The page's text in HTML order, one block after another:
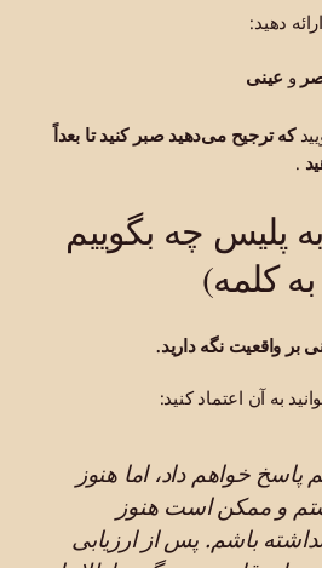
دهید:
و عینی
که ترجیح می‌دهید صبر کنید تا بعداً
.
پلیس چه بگوییم
کلمه)
بر واقعیت نگه دارید.
به آن اعتماد کنید:
پاسخ خواهم داد، اما هنوز
و ممکن است هنوز
باشم. پس از ارزیابی